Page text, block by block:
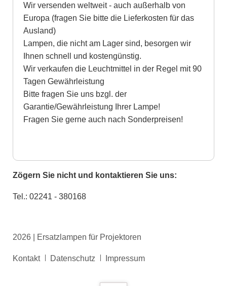
Wir versenden weltweit - auch außerhalb von
Europa (fragen Sie bitte die Lieferkosten für das
Ausland)
Lampen, die nicht am Lager sind, besorgen wir
Ihnen schnell und kostengünstig.
Wir verkaufen die Leuchtmittel in der Regel mit 90
Tagen Gewährleistung
Bitte fragen Sie uns bzgl. der
Garantie/Gewährleistung Ihrer Lampe!
Fragen Sie gerne auch nach Sonderpreisen!
Zögern Sie nicht und kontaktieren Sie uns:
Tel.: 02241 - 380168
2026 | Ersatzlampen für Projektoren
Navigation
Kontakt Datenschutz Impressum